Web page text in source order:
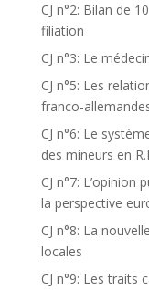
CJ n°2: Bilan de
filiation
CJ n°3: Le
CJ n°5: Les
franco-
CJ n°6: Le
des mineurs en
CJ n°7: L’opinion
la perspective
CJ n°8: La
locales
CJ n°9: Les traits